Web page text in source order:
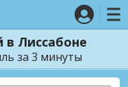
Лиссабоне
за 3 минуты